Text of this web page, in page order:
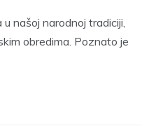
našoj narodnoj tradiciji,
obredima. Poznato je